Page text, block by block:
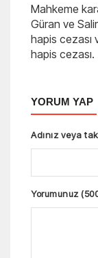
Mahkeme
Güran ve
hapis cezası
hapis cezası.
YORUM YAP
Adınız veya
Yorumunuz